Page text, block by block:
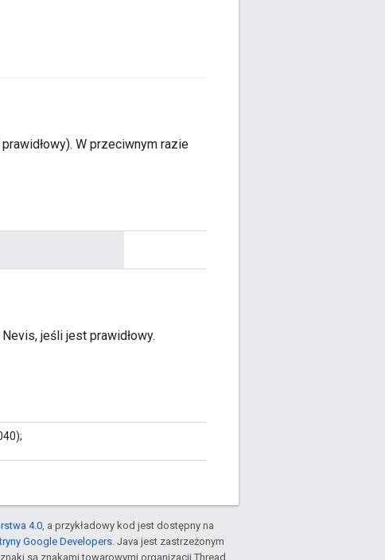
W przeciwnym razie
jeśli jest prawidłowy.
4.0, a przykładowy kod jest dostępny na
Google Developers. Java jest zastrzeżonym
są znakami towarowymi organizacji Thread